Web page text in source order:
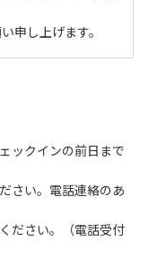
申し上げます。
。高校生以上の方
の使用は、事前に
、正午からです。
をお願いします。
ください。午後3
たら管理棟にて手
しの方は、翌朝
ックインの前日まで
さい。電話連絡のあ
ださい。（電話受付